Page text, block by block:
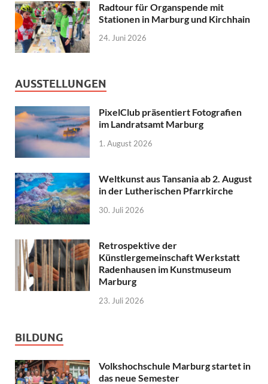
Radtour für Organspende mit
Stationen in Marburg und Kirchhain
24. Juni 2026
AUSSTELLUNGEN
PixelClub präsentiert Fotografien
im Landratsamt Marburg
1. August 2026
Weltkunst aus Tansania ab 2. August
in der Lutherischen Pfarrkirche
30. Juli 2026
Retrospektive der
Künstlergemeinschaft Werkstatt
Radenhausen im Kunstmuseum
Marburg
23. Juli 2026
BILDUNG
Volkshochschule Marburg startet in
das neue Semester